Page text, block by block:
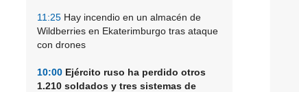
11:25 Hay incendio en un almacén de
Wildberries en Ekaterimburgo tras ataque
con drones
10:00 Ejército ruso ha perdido otros
1.210 soldados y tres sistemas de